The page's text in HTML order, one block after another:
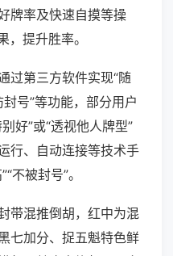
牌率及快速自摸等操
提升胜率。
过第三方软件实现“随
封号”等功能，部分用户
好”或“透视他人牌型”
行、自动连接等技术手
不被封号”。
带混推倒胡，红中为混
七加分、捉五魁特色鲜